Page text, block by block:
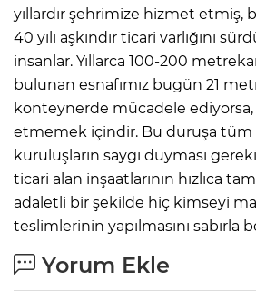
yıllardır şehrimize hizmet etmiş,
40 yılı aşkındır ticari varlığını
insanlar. Yıllarca 100-200
bulunan esnafımız bugün 21
konteynerde mücadele
etmemek içindir. Bu duruşa tüm
kuruluşların saygı duyması
ticari alan inşaatlarının hızlıca
adaletli bir şekilde hiç kimseyi
teslimlerinin yapılmasını sabırla
Yorum Ekle